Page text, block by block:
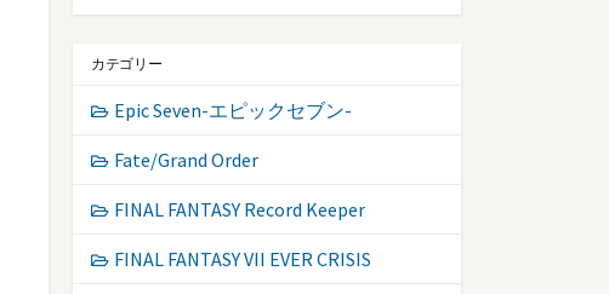
カテゴリー
Epic Seven-エピックセブン-
Fate/Grand Order
FINAL FANTASY Record Keeper
FINAL FANTASY VII EVER CRISIS